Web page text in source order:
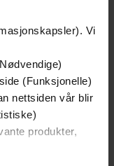
Vi
(Funksjonelle)
nettsiden vår blir
produkter,